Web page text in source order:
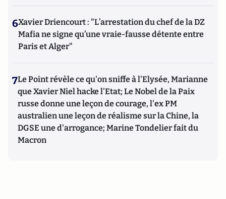
6Xavier Driencourt : "L’arrestation du chef de la DZ
Mafia ne signe qu’une vraie-fausse détente entre
Paris et Alger"
7Le Point révèle ce qu'on sniffe à l'Elysée, Marianne
que Xavier Niel hacke l'Etat; Le Nobel de la Paix
russe donne une leçon de courage, l'ex PM
australien une leçon de réalisme sur la Chine, la
DGSE une d'arrogance; Marine Tondelier fait du
Macron